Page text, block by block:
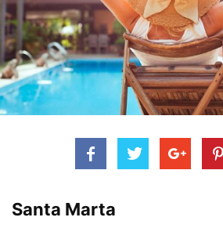
Santa Marta